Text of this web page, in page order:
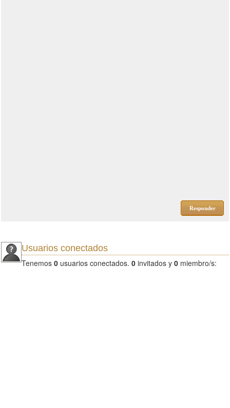
Responder
Usuarios conectados
Tenemos 0 usuarios conectados. 0 invitados y 0 miembro/s: